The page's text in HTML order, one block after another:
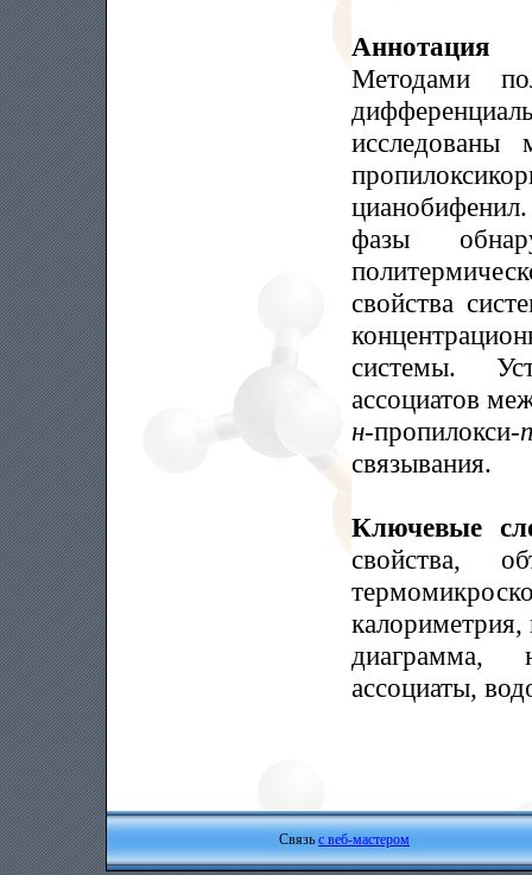
Аннотация
Методами
фазы
свойства
системы.
ассоциатов
н-пропилокси-
связывания.
Ключевые
свойства,
калориметрия,
диаграмма,
ассоциаты,
Связь с веб-мастером